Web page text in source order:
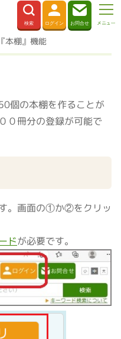
『本棚』機能
個の本棚を作ることが
０冊分の登録が可能で
。画面の①か②をクリッ
ドが必要です。